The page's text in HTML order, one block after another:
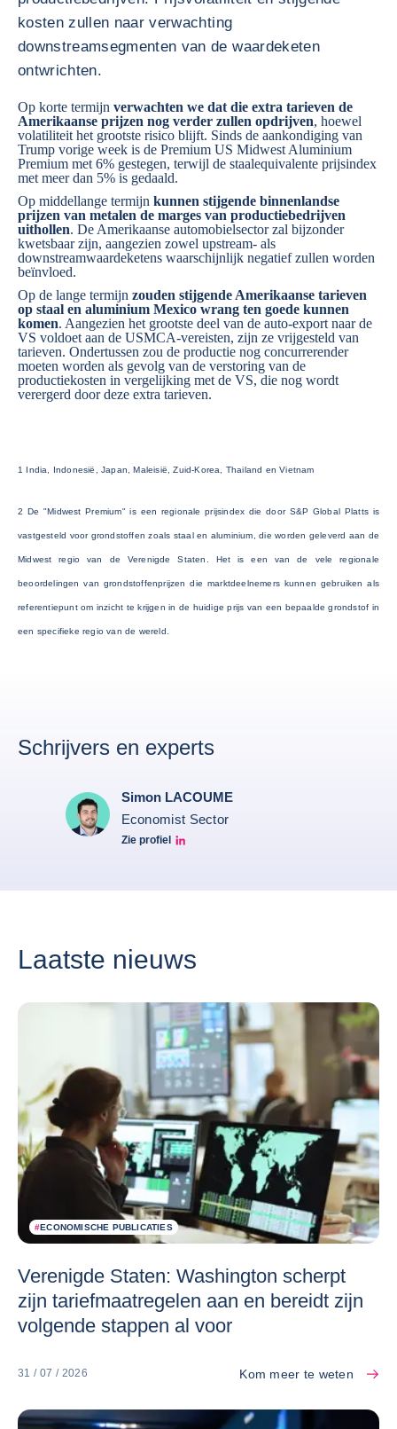
kosten zullen naar verwachting
downstreamsegmenten van de waardeketen
ontwrichten.
Op korte termijn verwachten we dat die extra tarieven de
Amerikaanse prijzen nog verder zullen opdrijven, hoewel
volatiliteit het grootste risico blijft. Sinds de aankondiging van
Trump vorige week is de Premium US Midwest Aluminium
Premium met 6% gestegen, terwijl de staalequivalente prijsindex
met meer dan 5% is gedaald.
Op middellange termijn kunnen stijgende binnenlandse
prijzen van metalen de marges van productiebedrijven
uithollen. De Amerikaanse automobielsector zal bijzonder
kwetsbaar zijn, aangezien zowel upstream- als
downstreamwaardeketens waarschijnlijk negatief zullen worden
beïnvloed.
Op de lange termijn zouden stijgende Amerikaanse tarieven
op staal en aluminium Mexico wrang ten goede kunnen
komen. Aangezien het grootste deel van de auto-export naar de
VS voldoet aan de USMCA-vereisten, zijn ze vrijgesteld van
tarieven. Ondertussen zou de productie nog concurrerender
moeten worden als gevolg van de verstoring van de
productiekosten in vergelijking met de VS, die nog wordt
verergerd door deze extra tarieven.
1 India, Indonesië, Japan, Maleisië, Zuid-Korea, Thailand en Vietnam
2 De "Midwest Premium" is een regionale prijsindex die door S&P Global Platts is
vastgesteld voor grondstoffen zoals staal en aluminium, die worden geleverd aan de
Midwest regio van de Verenigde Staten. Het is een van de vele regionale
beoordelingen van grondstoffenprijzen die marktdeelnemers kunnen gebruiken als
referentiepunt om inzicht te krijgen in de huidige prijs van een bepaalde grondstof in
een specifieke regio van de wereld.
Schrijvers en experts
Simon LACOUME
Economist Sector
Zie profiel
Simon Lacoume linkedin
Laatste nieuws
#ECONOMISCHE PUBLICATIES
Verenigde Staten: Washington scherpt
zijn tariefmaatregelen aan en bereidt zijn
volgende stappen al voor
31 / 07 / 2026 Kom meer te weten